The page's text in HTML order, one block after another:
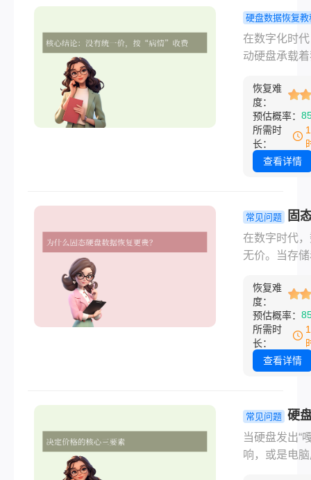
什么价格差
巨大？自己
要花费多少
文将为您揭
硬盘数据恢
的神秘面纱。
硬盘数据恢复教
动硬盘数据
一般多少钱
在数字化时
动硬盘承载
珍贵的家庭
无数个人回
它突然“罢工
无法读取时
焦急与无助
望，但面对
五花八门的
很多人感到
移动硬盘数
一般多少钱
么价格差异
大？
恢复难
度：
预估概率：
所需时
长：
查看详情
常见问题
固
数据恢复一
少钱？一篇
在数字时代
无价。当存
家庭照片或
作的固态硬
“罢工”时，
感难以言喻
而来的第一
恢复难
度：
预估概率：
所需时
长：
查看详情
常见问题 硬
数据恢复一
少钱？一文
当硬盘发出“
响，或是电